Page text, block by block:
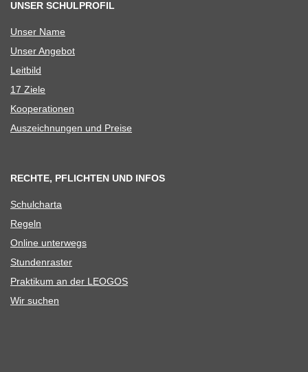
UNSER SCHULPROFIL
Unser Name
Unser Ange­bot
Leit­bild
17 Ziele
Koope­ra­tio­nen
Aus­zeich­nun­gen und Preise
RECHTE, PFLICHTEN UND INFOS
Schul­charta
Regeln
Online unter­wegs
Stun­den­ras­ter
Prak­ti­kum an der LEOGOS
Wir suchen